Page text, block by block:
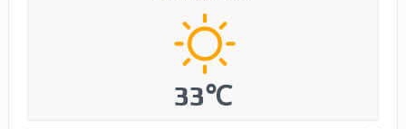
33℃